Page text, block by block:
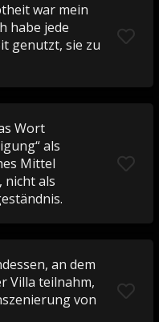
war mein
habe jede
genutzt, sie zu
Wort
als
Mittel
nicht als
an dem
Villa teilnahm,
von